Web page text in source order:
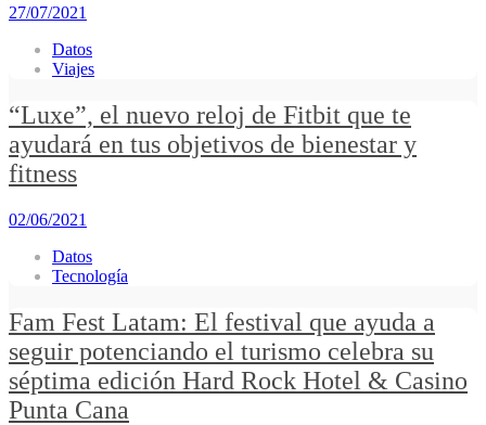
27/07/2021
Datos
Viajes
“Luxe”, el nuevo reloj de Fitbit que te
ayudará en tus objetivos de bienestar y
fitness
02/06/2021
Datos
Tecnología
Fam Fest Latam: El festival que ayuda a
seguir potenciando el turismo celebra su
séptima edición Hard Rock Hotel & Casino
Punta Cana